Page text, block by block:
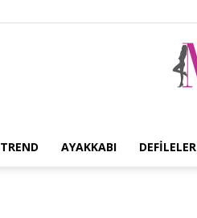
TREND AYAKKABI DEFILELER